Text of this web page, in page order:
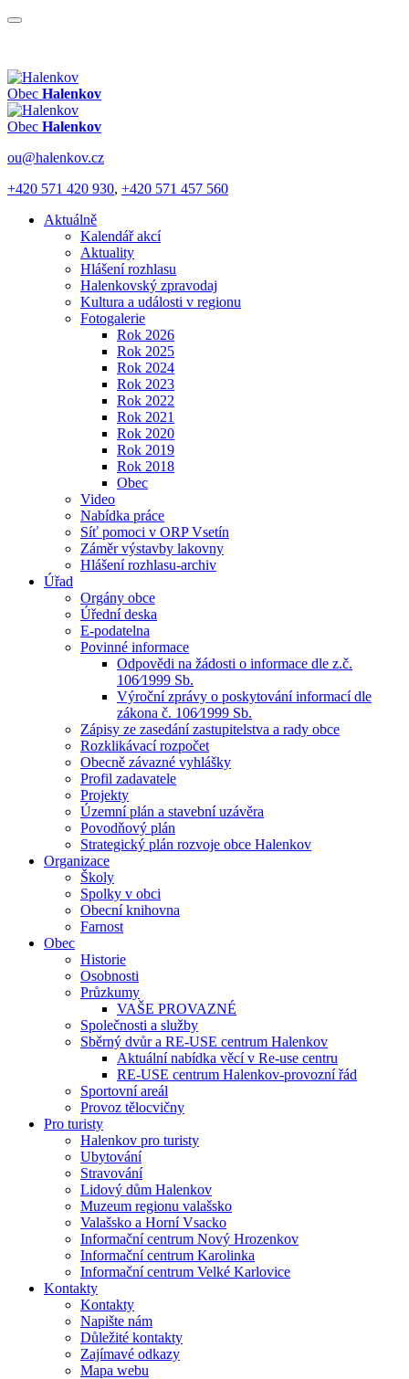
Obec Halenkov
Obec Halenkov
ou@halenkov.cz
+420 571 420 930, +420 571 457 560
Aktuálně
Kalendář akcí
Aktuality
Hlášení rozhlasu
Halenkovský zpravodaj
Kultura a události v regionu
Fotogalerie
Rok 2026
Rok 2025
Rok 2024
Rok 2023
Rok 2022
Rok 2021
Rok 2020
Rok 2019
Rok 2018
Obec
Video
Nabídka práce
Síť pomoci v ORP Vsetín
Záměr výstavby lakovny
Hlášení rozhlasu-archiv
Úřad
Orgány obce
Úřední deska
E-podatelna
Povinné informace
Odpovědi na žádosti o informace dle z.č.
106⁄1999 Sb.
Výroční zprávy o poskytování informací dle
zákona č. 106⁄1999 Sb.
Zápisy ze zasedání zastupitelstva a rady obce
Rozklikávací rozpočet
Obecně závazné vyhlášky
Profil zadavatele
Projekty
Územní plán a stavební uzávěra
Povodňový plán
Strategický plán rozvoje obce Halenkov
Organizace
Školy
Spolky v obci
Obecní knihovna
Farnost
Obec
Historie
Osobnosti
Průzkumy
VAŠE PROVAZNÉ
Společnosti a služby
Sběrný dvůr a RE-USE centrum Halenkov
Aktuální nabídka věcí v Re-use centru
RE-USE centrum Halenkov-provozní řád
Sportovní areál
Provoz tělocvičny
Pro turisty
Halenkov pro turisty
Ubytování
Stravování
Lidový dům Halenkov
Muzeum regionu valašsko
Valašsko a Horní Vsacko
Informační centrum Nový Hrozenkov
Informační centrum Karolinka
Informační centrum Velké Karlovice
Kontakty
Kontakty
Napište nám
Důležité kontakty
Zajímavé odkazy
Mapa webu